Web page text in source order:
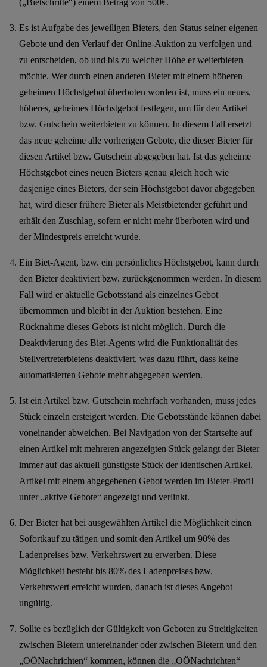
(„Bietschritte“) einem Betrag von 500€.
Es ist Aufgabe des jeweiligen Bieters, den Status seiner eigenen
Gebote und den Verlauf der Online-Auktion zu verfolgen und
zu entscheiden, ob und bis zu welcher Höhe er weiterbieten
möchte. Wer durch einen anderen Bieter mit einem höheren
geheimen Höchstgebot überboten worden ist, muss ein neues,
höheres, geheimes Höchstgebot festlegen, um für den Artikel
bzw. Gutschein weiterbieten zu können. In diesem Fall ersetzt
das neue geheime alle vorherigen Gebote, die dieser Bieter für
diesen Artikel bzw. Gutschein abgegeben hat. Ist das geheime
Höchstgebot eines neuen Bieters genau gleich hoch wie
dasjenige eines Bieters, der sein Höchstgebot davor abgegeben
hat, wird dieser frühere Bieter als Meistbietender geführt und
erhält den Zuschlag, sofern er nicht mehr überboten wird und
der Mindestpreis erreicht wurde.
Ein Biet-Agent, bzw. ein persönliches Höchstgebot, kann durch
den Bieter deaktiviert bzw. zurückgenommen werden. In diesem
Fall wird er aktuelle Gebotsstand als einzelnes Gebot
übernommen und bleibt in der Auktion bestehen. Eine
Rücknahme dieses Gebots ist nicht möglich. Durch die
Deaktivierung des Biet-Agents wird die Funktionalität des
Stellvertreterbietens deaktiviert, was dazu führt, dass keine
automatisierten Gebote mehr abgegeben werden.
Ist ein Artikel bzw. Gutschein mehrfach vorhanden, muss jedes
Stück einzeln ersteigert werden. Die Gebotsstände können dabei
voneinander abweichen. Bei Navigation von der Startseite auf
einen Artikel mit mehreren angezeigten Stück gelangt der Bieter
immer auf das aktuell günstigste Stück der identischen Artikel.
Artikel mit einem abgegebenen Gebot werden im Bieter-Profil
unter „aktive Gebote“ angezeigt und verlinkt.
Der Bieter hat bei ausgewählten Artikel die Möglichkeit einen
Sofortkauf zu tätigen und somit den Artikel um 90% des
Ladenpreises bzw. Verkehrswert zu erwerben. Diese
Möglichkeit besteht bis 80% des Ladenpreises bzw.
Verkehrswert erreicht wurden, danach ist dieses Angebot
ungültig.
Sollte es bezüglich der Gültigkeit von Geboten zu Streitigkeiten
zwischen Bietern untereinander oder zwischen Bietern und den
„OÖNachrichten“ kommen, können die „OÖNachrichten“